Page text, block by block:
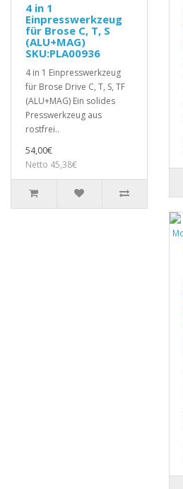
4 in 1
Einpresswerkzeug
für Brose C, T, S
(ALU+MAG)
SKU:PLA00936
4 in 1 Einpresswerkzeug
für Brose Drive C, T, S, TF
(ALU+MAG) Ein solides
Presswerkzeug aus
rostfrei..
54,00€
Netto 45,38€